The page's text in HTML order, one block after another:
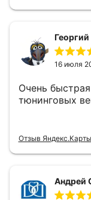
Георгий
16 июля
Очень
тюнинговых
Отзыв Яндекс.Карты
Андрей